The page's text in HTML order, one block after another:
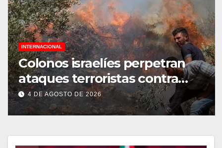
INTERNACIONAL
Colonos israelíes perpetran
ataques terroristas contra
familias palestinas en
Cisjordania
4 DE AGOSTO DE 2026